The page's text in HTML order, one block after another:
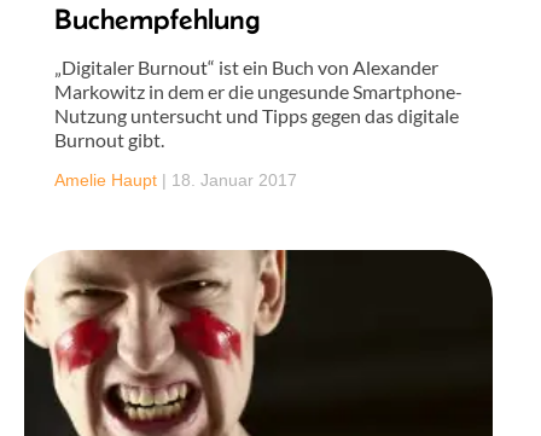
Buchempfehlung
„Digitaler Burnout“ ist ein Buch von Alexander
Markowitz in dem er die ungesunde Smartphone-
Nutzung untersucht und Tipps gegen das digitale
Burnout gibt.
Amelie Haupt | 18. Januar 2017